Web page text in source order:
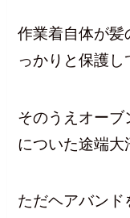
作業着自体が髪
っかりと保護し
そのうえオー
についた途端大
ただヘアバンド